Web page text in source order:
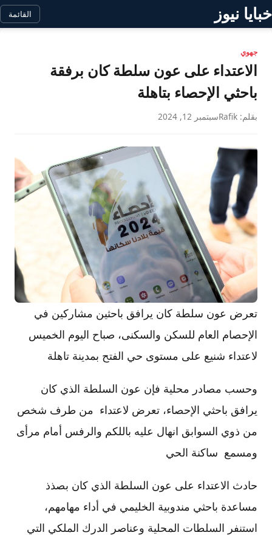
خبايا نيوز القائمة
جهوي
الاعتداء على عون سلطة كان برفقة
باحثي الإحصاء بتاهلة
بقلم: Rafik سبتمبر 12, 2024
تعرض عون سلطة كان يرافق باحثين مشاركين في
الإحصام العام للسكن والسكنى، صباح اليوم الخميس
لاعتداء شنيع على مستوى حي الفتح بمدينة تاهلة
وحسب مصادر محلية فإن عون السلطة الذي كان
يرافق باحثي الإحصاء، تعرض لاعتداء من طرف شخص
من ذوي السوابق انهال عليه باللكم والرفس أمام مرأى
ومسمع ساكنة الحي
حادث الاعتداء على عون السلطة الذي كان بصذذ
مساعدة باحثي مندوبية الخليمي في أداء مهامهم،
استنفر السلطات المحلية وعناصر الدرك الملكي التي